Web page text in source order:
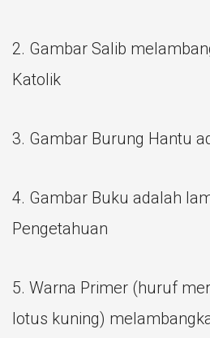
2. Gambar Salib
Katolik
3. Gambar Burung Hantu
4. Gambar Buku adalah
Pengetahuan
5. Warna Primer (huruf
lotus kuning)